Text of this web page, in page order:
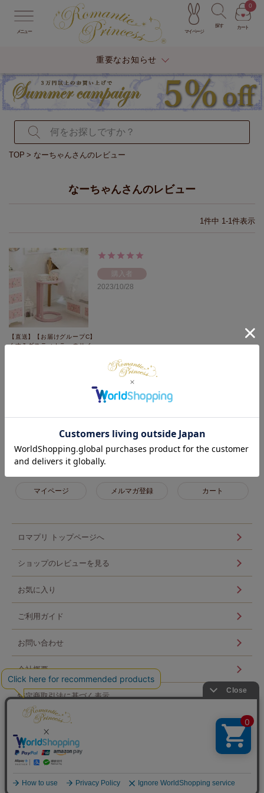
メニュー マイページ
探す カート
0
重要なお知らせ
TOP なーちゃんさんのレビュー
なーちゃんさんのレビュー
1件中 1-1件表示
【直送】【お届けグループC】
くすみダスティカラーのサイ
購入者
2023/10/28
簡単に組み立てることができ、しっかりとしたテーブルです！
ちょっとした物を置くのに丁度良いと思いました！
下にゴミ箱など、収納ができるのもいいですね！
1件中 1-1件表示
マイページ メルマガ登録 カート
ロマプリ トップページへ
ショップのレビューを見る
お気に入り
ご利用ガイド
お問い合わせ
会社概要
特定商取引法に基づく表示
個人情報の取扱い
ログイン
Copyright © Scroll 360 co,ltd. All Rights Reserved